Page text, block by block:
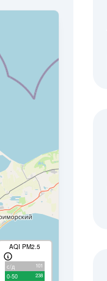
AQI PM2.5
с/д 101
0-50 238